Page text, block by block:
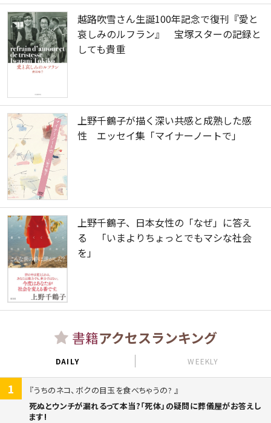
越路吹雪さん生誕100年記念で復刊『愛と
哀しみのルフラン』 宝塚スターの記録と
しても貴重
上野千鶴子が描く深い共感と成熟した感
性 エッセイ集「マイナーノートで」
上野千鶴子、日本女性の「なぜ」に答え
る 「いまよりちょっとでもマシな社会
を」
書籍アクセスランキング
DAILY WEEKLY
1
うちのネコ、ボクの目玉を食べちゃうの?
死ぬとウンチが漏れるって本当?「死体」の疑問に葬儀屋がお答えし
ます!